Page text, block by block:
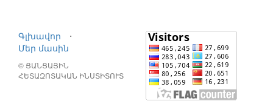
Գլխավոր
⋅
Մեր մասին
© ՑԱՆՑԱՅԻՆ
ՀԵՏԱԶՈՏԱԿԱՆ ԻՆՍՏԻՏՈՒՏ